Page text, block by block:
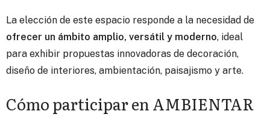
La elección de este espacio responde a la necesidad de
ofrecer un ámbito amplio, versátil y moderno, ideal
para exhibir propuestas innovadoras de decoración,
diseño de interiores, ambientación, paisajismo y arte.
Cómo participar en AMBIENTAR